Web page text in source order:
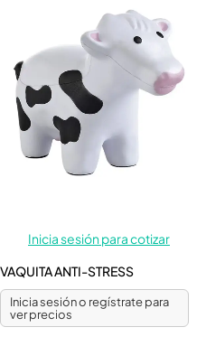
Inicia sesión para cotizar
VAQUITA ANTI-STRESS
Inicia sesión o regístrate para
ver precios